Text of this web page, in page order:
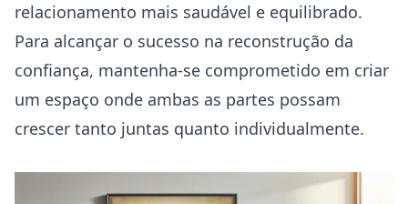
relacionamento mais saudável e equilibrado.
Para alcançar o sucesso na reconstrução da
confiança, mantenha-se comprometido em criar
um espaço onde ambas as partes possam
crescer tanto juntas quanto individualmente.